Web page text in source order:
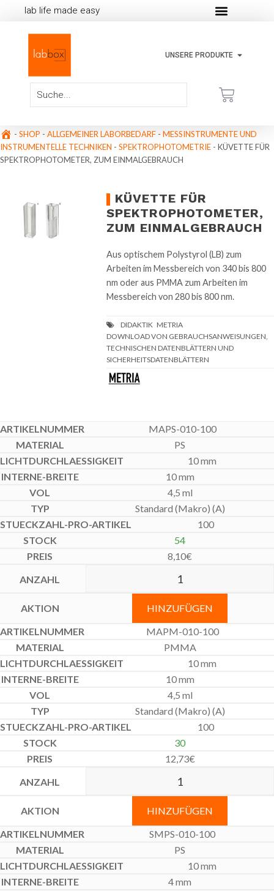
lab life made easy
UNSERE PRODUKTE
- SHOP - ALLGEMEINER LABORBEDARF - MESSINSTRUMENTE UND
INSTRUMENTELLE TECHNIKEN - SPEKTROPHOTOMETRIE - KÜVETTE FÜR
SPEKTROPHOTOMETER, ZUM EINMALGEBRAUCH
KÜVETTE FÜR
SPEKTROPHOTOMETER,
ZUM EINMALGEBRAUCH
Aus optischem Polystyrol (LB) zum
Arbeiten im Messbereich von 340 bis 800
nm oder aus PMMA zum Arbeiten im
Messbereich von 280 bis 800 nm.
DOWNLOAD VON GEBRAUCHSANWEISUNGEN,
TECHNISCHEN DATENBLÄTTERN UND
SICHERHEITSDATENBLÄTTERN
MAPS-010-100
PS
10 mm
10 mm
4,5 ml
Standard (Makro) (A)
100
54
8,10€
HINZUFÜGEN
MAPM-010-100
PMMA
10 mm
10 mm
4,5 ml
Standard (Makro) (A)
100
30
12,73€
HINZUFÜGEN
SMPS-010-100
PS
10 mm
4 mm